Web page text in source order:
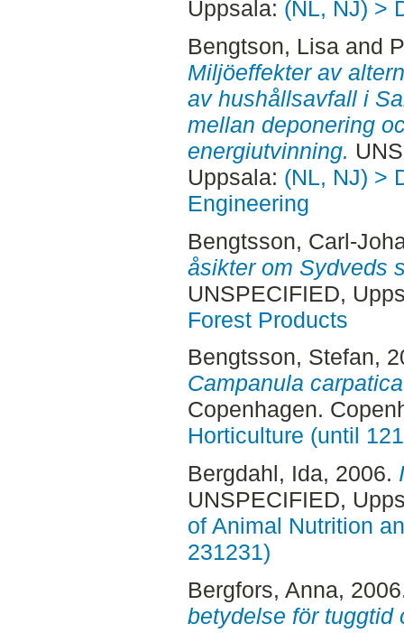
Uppsala: (NL, NJ) >
Bengtson, Lisaand
Miljöeffekter av
av hushållsavfall i
mellan deponering
energiutvinning.
Uppsala: (NL, NJ) >
Engineering
Bengtsson, Carl-
åsikter om Sydveds
UNSPECIFIED,
Forest Products
Bengtsson, Stefan,
Campanula
Copenhagen.
Horticulture (until
Bergdahl, Ida, 2006.
UNSPECIFIED,
of Animal Nutrition
231231)
Bergfors, Anna,
betydelse för tuggtid